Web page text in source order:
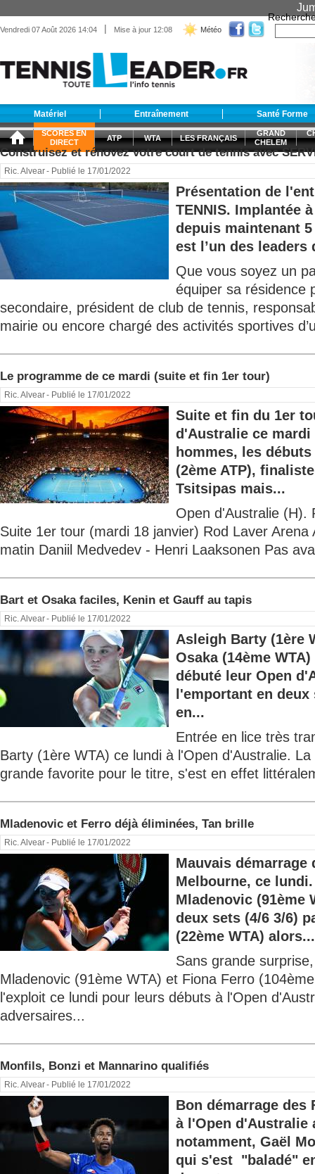
Vendredi 07 Août 2026 14:04 | Mise à jour 12:08 Météo
Matériel Entraînement Santé Forme
SCORES EN
DIRECT
ATP WTA LES FRANÇAIS
GRAND
CHELEM
Construisez et rénovez votre court de tennis avec
Ric. Alvear- Publié le 17/01/2022
Présentation de
TENNIS. Implantée
depuis maintenant 5
est l’un des leaders
Que vous soyez un
équiper sa résidence
secondaire, président de club de tennis,
mairie ou encore chargé des activités sportives
Le programme de ce mardi (suite et fin 1er tour)
Ric. Alvear- Publié le 17/01/2022
Suite et fin du 1er
d'Australie ce mardi
hommes, les
(2ème ATP),
Tsitsipas mais...
Open d'Australie (H).
Suite 1er tour (mardi 18 janvier) Rod Laver Arena
matin Daniil Medvedev - Henri Laaksonen Pas
Bart et Osaka faciles, Kenin et Gauff au tapis
Ric. Alvear- Publié le 17/01/2022
Asleigh Barty (1ère
Osaka (14ème
débuté leur Open
l'emportant en
en...
Entrée en lice très
Barty (1ère WTA) ce lundi à l'Open d'Australie.
grande favorite pour le titre, s'est en effet
Mladenovic et Ferro déjà éliminées, Tan brille
Ric. Alvear- Publié le 17/01/2022
Mauvais démarrage
Melbourne, ce
Mladenovic (91ème
deux sets (4/6 3/6)
(22ème WTA) alors...
Sans grande
Mladenovic (91ème WTA) et Fiona Ferro
l'exploit ce lundi pour leurs débuts à l'Open
adversaires...
Monfils, Bonzi et Mannarino qualifiés
Ric. Alvear- Publié le 17/01/2022
Bon démarrage des
à l'Open d'Australie
notamment, Gaël
qui s'est "baladé"